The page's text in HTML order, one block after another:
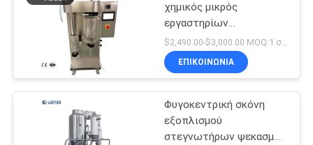
ΓΎΡΟΣ
ΕΡΓΟΣΤΑΣΊΩΝ
ΠΟΙΟΤΙΚΌΣ
ΈΛΕΓΧΟΣ
χημικός μικρός
εργαστηρίων
εξοπλισμού 2000ml/H
στεγνωτήρων ψεκασμού
ψεκαστήρων
ΕΠΙΚΟΙΝΩΝΙΑ
Φυγοκεντρική σκόνη
εξοπλισμού
στεγνωτήρων ψεκασμού